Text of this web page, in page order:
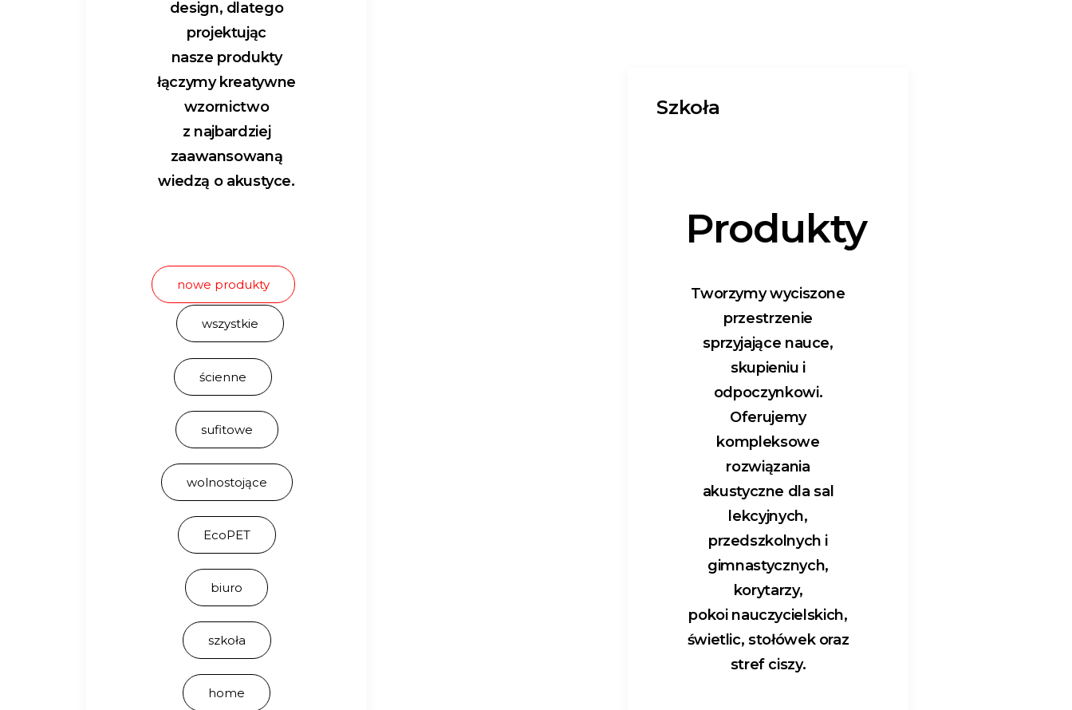
design, dlatego
projektując
nasze produkty
łączymy kreatywne
wzornictwo
z najbardziej
zaawansowaną
wiedzą o akustyce.
nowe produkty
wszystkie
ścienne
sufitowe
wolnostojące
EcoPET
biuro
szkoła
home
Szkoła
Produkty
Tworzymy wyciszone
przestrzenie
sprzyjające nauce,
skupieniu i
odpoczynkowi.
Oferujemy
kompleksowe
rozwiązania
akustyczne dla sal
lekcyjnych,
przedszkolnych i
gimnastycznych,
korytarzy,
pokoi nauczycielskich,
świetlic, stołówek oraz
stref ciszy.